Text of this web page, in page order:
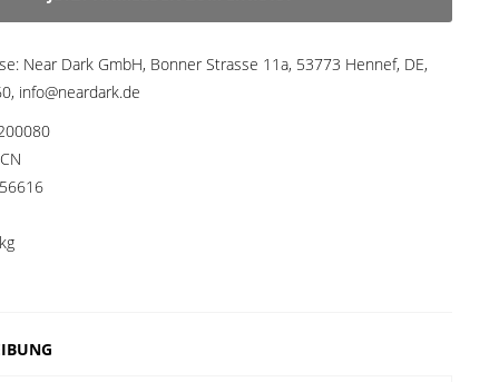
Near Dark GmbH, Bonner Strasse 11a, 53773 Hennef, DE,
info@neardark.de
CN